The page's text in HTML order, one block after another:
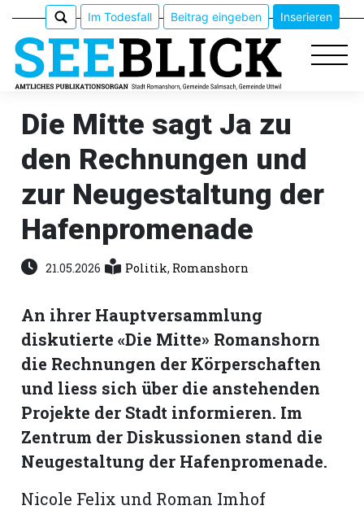
Epaper
Veranstaltungen
Erlebnisführer
App
Romanshorn:
offizielle
Im Todesfall Beitrag eingeben Inserieren
Die Mitte sagt Ja zu
den Rechnungen und
zur Neugestaltung der
Hafenpromenade
21.05.2026 Politik, Romanshorn
An ihrer Hauptversammlung
diskutierte «Die Mitte» Romanshorn
die Rechnungen der Körperschaften
und liess sich über die anstehenden
Projekte der Stadt informieren. Im
Zentrum der Diskussionen stand die
Neugestaltung der Hafenpromenade.
Nicole Felix und Roman Imhof